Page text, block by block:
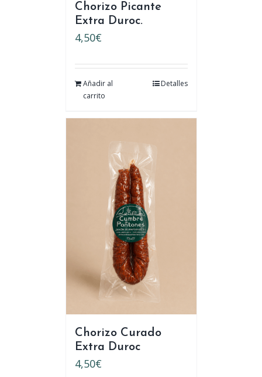
Chorizo Picante
Extra Duroc.
4,50€
Añadir al
carrito
Detalles
Chorizo Curado
Extra Duroc
4,50€